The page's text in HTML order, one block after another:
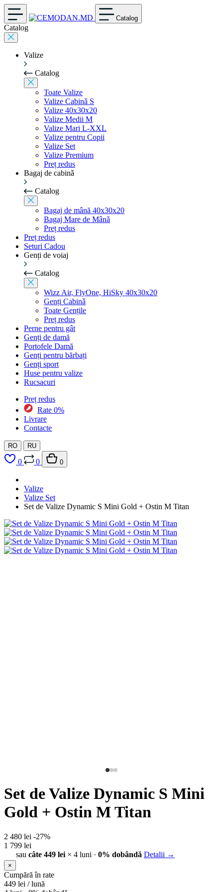
Catalog
Catalog
Valize
Catalog
Toate Valize
Valize Cabinǎ S
Valize 40x30x20
Valize Medii M
Valize Mari L-XXL
Valize pentru Copii
Valize Set
Valize Premium
Preț redus
Bagaj de cabinǎ
Catalog
Bagaj de mână 40x30x20
Bagaj Mare de Mânǎ
Preț redus
Preț redus
Seturi Cadou
Genți de voiaj
Catalog
Wizz Air, FlyOne, HiSky 40x30x20
Genți Cabinǎ
Toate Gențile
Preț redus
Perne pentru gât
Genți de damă
Portofele Damă
Genți pentru bărbați
Genți sport
Huse pentru valize
Rucsacuri
Preț redus
Rate 0%
Livrare
Contacte
RO RU
0 0 0
Valize
Valize Set
Set de Valize Dynamic S Mini Gold + Ostin M Titan
Set de Valize Dynamic S Mini
Gold + Ostin M Titan
2 480 lei -27%
1 799 lei
sau câte 449 lei × 4 luni · 0% dobândă Detalii →
×
Cumpără în rate
449 lei / lună